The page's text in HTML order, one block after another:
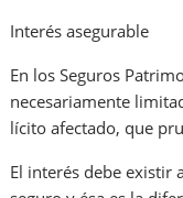
Interés asegurable
En los Seguros
necesariamente
lícito afectado, que
El interés debe existir